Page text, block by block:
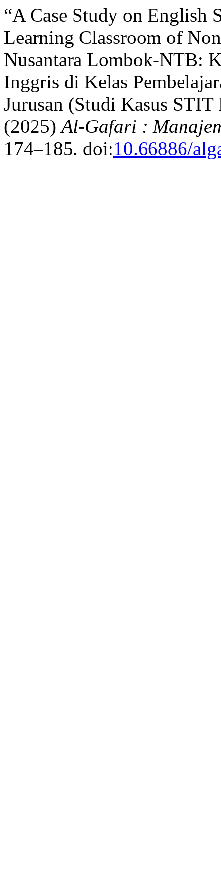
“A Case Study on English
Learning Classroom of
Nusantara Lombok-NTB:
Inggris di Kelas
Jurusan (Studi Kasus STIT
(2025)Al-Gafari :
174–185. doi:10.66886/